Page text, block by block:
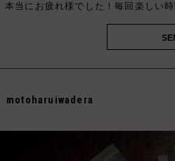
本当にお疲れ様でした！毎回楽しい
motoharuiwadera